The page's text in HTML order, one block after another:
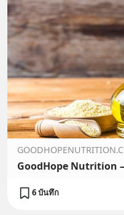
GoodHope​ Nutrition
6 บันทึก